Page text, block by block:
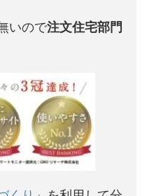
いので注文住宅部門